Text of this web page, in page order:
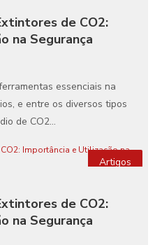
de CO2:
na Segurança
essenciais na
e entre os diversos tipos
de CO2...
Artigos
de CO2:
na Segurança